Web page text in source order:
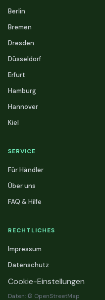
Berlin
Bremen
Dresden
Düsseldorf
Erfurt
Hamburg
Hannover
Kiel
SERVICE
Für Händler
Über uns
FAQ & Hilfe
RECHTLICHES
Impressum
Datenschutz
Cookie-Einstellungen
Daten: © OpenStreetMap